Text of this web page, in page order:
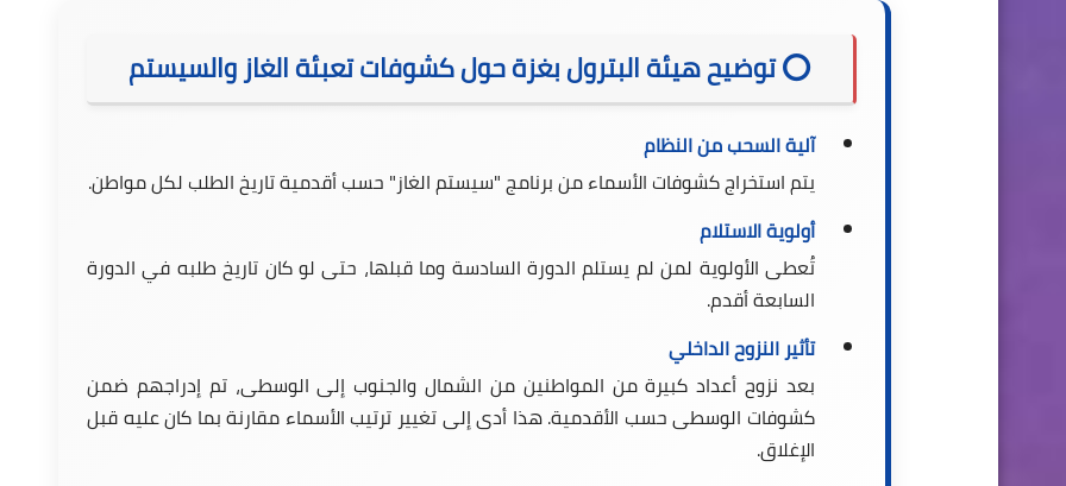
⭕️ توضيح هيئة البترول بغزة حول كشوفات تعبئة الغاز والسيستم
آلية السحب من النظام
يتم استخراج كشوفات الأسماء من برنامج "سيستم الغاز" حسب أقدمية تاريخ الطلب لكل مواطن.
أولوية الاستلام
تُعطى الأولوية لمن لم يستلم الدورة السادسة وما قبلها، حتى لو كان تاريخ طلبه في الدورة
السابعة أقدم.
تأثير النزوح الداخلي
بعد نزوح أعداد كبيرة من المواطنين من الشمال والجنوب إلى الوسطى، تم إدراجهم ضمن
كشوفات الوسطى حسب الأقدمية. هذا أدى إلى تغيير ترتيب الأسماء مقارنة بما كان عليه قبل
الإغلاق.